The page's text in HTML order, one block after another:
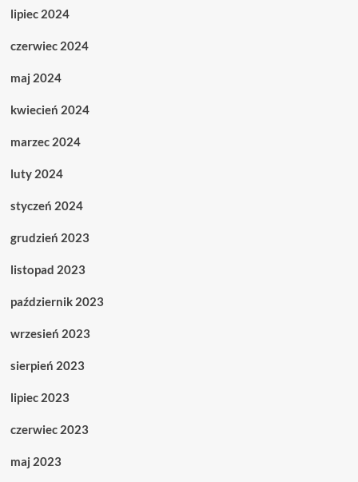
lipiec 2024
czerwiec 2024
maj 2024
kwiecień 2024
marzec 2024
luty 2024
styczeń 2024
grudzień 2023
listopad 2023
październik 2023
wrzesień 2023
sierpień 2023
lipiec 2023
czerwiec 2023
maj 2023